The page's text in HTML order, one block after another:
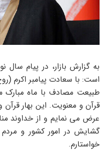
به گزارش بازار، در پیام
طبیعت مصادف با ماه مبارک
قرآن و معنویت. این بهار
عرض می نمایم و از خداوند
گشایش در امور کشور و مردم
خواستارم.